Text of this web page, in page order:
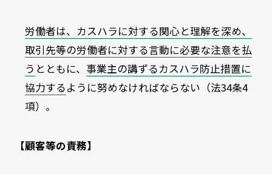
労働者は、カスハラに対する関心と理解を深め、
取引先等の労働者に対する言動に必要な注意を払
う とともに、 事業主の講ずるカスハラ防止措置に
協力するように努めなければならない（法34条4
項）。
【顧客等の責務】